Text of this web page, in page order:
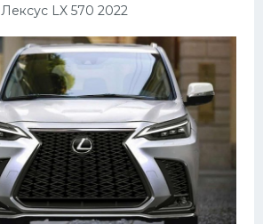
Лексус LX 570 2022